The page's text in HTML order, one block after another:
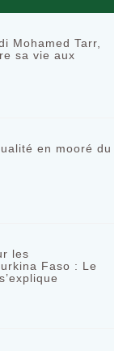
Mohamed Tarr,
sa vie aux
en mooré du
les
Faso : Le